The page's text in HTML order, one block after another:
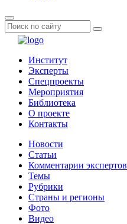
Институт
Эксперты
Спецпроекты
Мероприятия
Библиотека
О проекте
Контакты
Новости
Статьи
Комментарии экспертов
Темы
Рубрики
Страны и регионы
Фото
Видео